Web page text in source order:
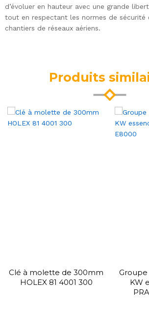
d’évoluer en hauteur avec une grande
tout en respectant les normes de sécurité
chantiers de réseaux aériens.
Produits
Clé à molette de 300mm
HOLEX 81 4001 300
KW